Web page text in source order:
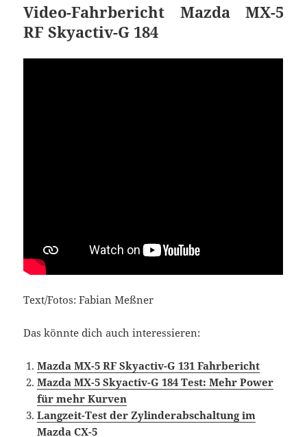
Video-Fahrbericht Mazda MX-5
RF Skyactiv-G 184
Text/Fotos: Fabian Meßner
Das könnte dich auch interessieren:
Mazda MX-5 RF Skyactiv-G 131 Fahrbericht
Mazda MX-5 Skyactiv-G 184 Test: Mehr Power
für mehr Kurven
Langzeit-Test der Zylinderabschaltung im
Mazda CX-5